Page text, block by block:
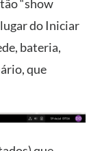
“show
do Iniciar
bateria,
que